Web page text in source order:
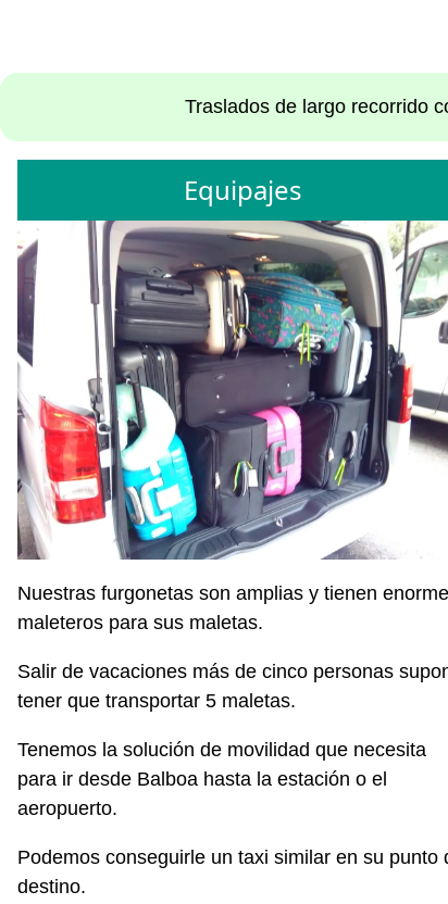
Traslados de largo recorrido
Equipajes
Nuestras furgonetas son amplias y tienen
maleteros para sus maletas.
Salir de vacaciones más de cinco personas
tener que transportar 5 maletas.
Tenemos la solución de movilidad que necesita
para ir desde Balboa hasta la estación o el
aeropuerto.
Podemos conseguirle un taxi similar en su punto
destino.